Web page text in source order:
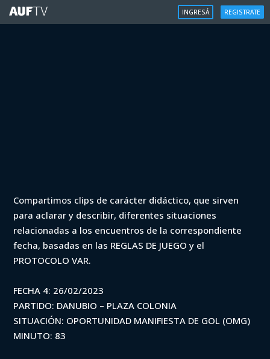
INGRESÁ REGISTRATE
VAR - Apertura 2023 - Danubio vs
Plaza Colonia (min. 83)
Iniciá sesión para ver
Compartimos clips de carácter didáctico, que sirven
para aclarar y describir, diferentes situaciones
relacionadas a los encuentros de la correspondiente
fecha, basadas en las REGLAS DE JUEGO y el
PROTOCOLO VAR.
FECHA 4: 26/02/2023
PARTIDO: DANUBIO – PLAZA COLONIA
SITUACIÓN: OPORTUNIDAD MANIFIESTA DE GOL (OMG)
MINUTO: 83